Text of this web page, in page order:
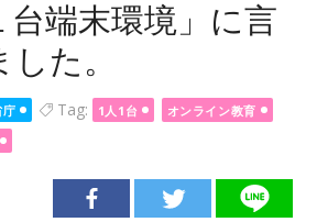
台端末環境」に言
た。
庁 Tag: 1人1台
オンライン教育